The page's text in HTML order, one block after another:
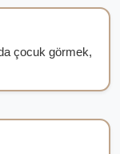
çocuk görmek,